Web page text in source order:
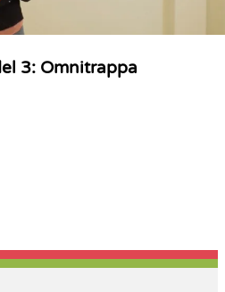
3: Omnitrappa